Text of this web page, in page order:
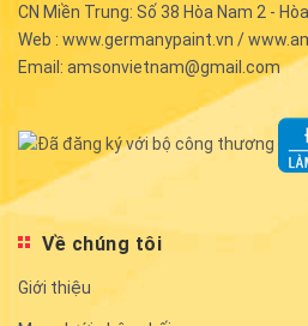
CN Miền Trung: Số 38 Hòa Nam 2 -
Web : www.germanypaint.vn /
Email: amsonvietnam@gmail.com
Về chúng tôi
Giới thiệu